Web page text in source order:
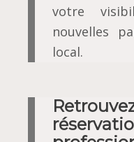
votre
nouvelles
local.